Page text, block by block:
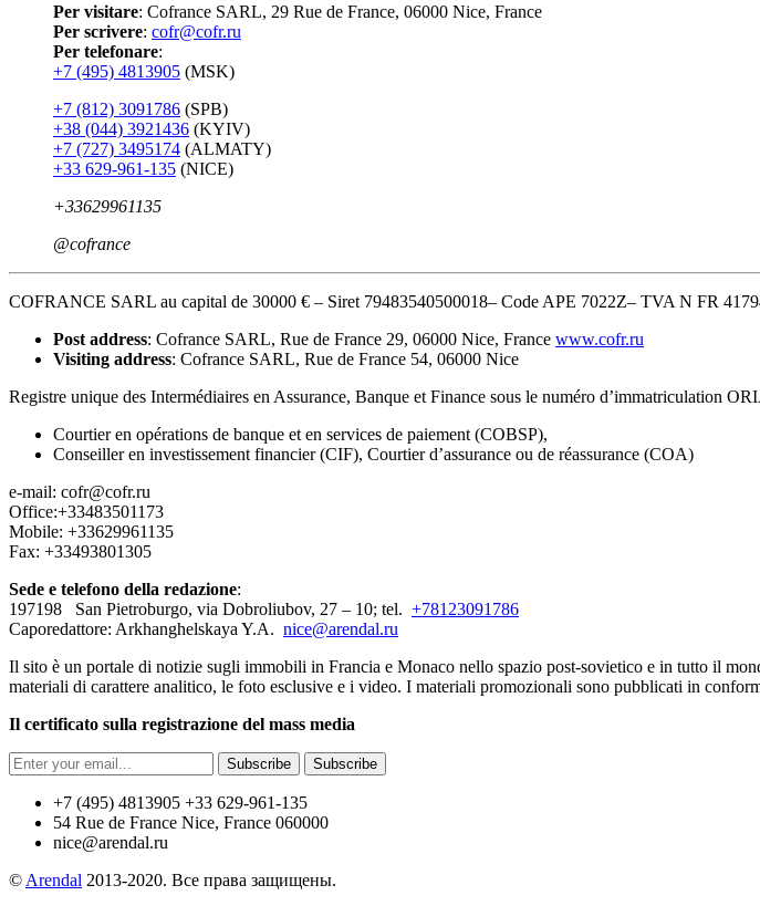
Per visitare: Cofrance SARL, 29 Rue de France, 06000 Nice, France
Per scrivere: cofr@cofr.ru
Per telefonare:
+7 (495) 4813905 (MSK)
+7 (812) 3091786 (SPB)
+38 (044) 3921436 (KYIV)
+7 (727) 3495174 (ALMATY)
+33 629-961-135 (NICE)
+33629961135
@cofrance
COFRANCE SARL au capital de 30000 € – Siret 79483540500018– Code APE 7022Z– TVA N FR
Post address: Cofrance SARL, Rue de France 29, 06000 Nice, France www.cofr.ru
Visiting address: Cofrance SARL, Rue de France 54, 06000 Nice
Registre unique des Intermédiaires en Assurance, Banque et Finance sous le numéro d’immatriculation
Courtier en opérations de banque et en services de paiement (COBSP),
Conseiller en investissement financier (CIF), Courtier d’assurance ou de réassurance (COA)
e-mail: cofr@cofr.ru
Office:+33483501173
Mobile: +33629961135
Fax: +33493801305
Sede e telefono della redazione:
197198 San Pietroburgo, via Dobroliubov, 27 – 10; tel. +78123091786
Caporedattore: Arkhanghelskaya Y.A. nice@arendal.ru
Il sito è un portale di notizie sugli immobili in Francia e Monaco nello spazio post-sovietico e in tutto il
materiali di carattere analitico, le foto esclusive e i video. I materiali promozionali sono pubblicati in
Il certificato sulla registrazione del mass media
Subscribe Subscribe
+7 (495) 4813905 +33 629-961-135
54 Rue de France Nice, France 060000
nice@arendal.ru
© Arendal 2013-2020. Все права защищены.